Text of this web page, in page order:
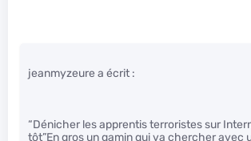
jeanmyzeure a écrit :
“Dénicher les apprentis terroristes sur
tôt”En gros un gamin qui va chercher avec